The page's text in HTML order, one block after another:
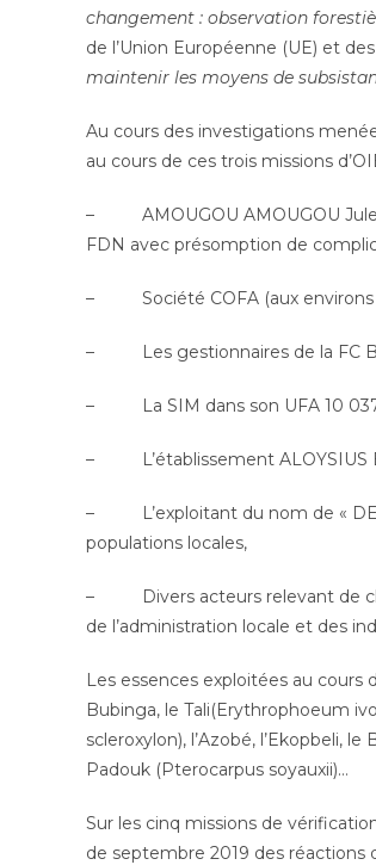
changement : observation
de l’Union Européenne (UE) et
maintenir les moyens de
Au cours des investigations
au cours de ces trois missions
– AMOUGOU AMOUGOU
FDN avec présomption de
– Société COFA (aux environs
– Les gestionnaires de la FC
– La SIM dans son UFA 10 037
– L’établissement ALOYSIUS
– L’exploitant du nom de «
populations locales,
– Divers acteurs relevant de
de l’administration locale et des
Les essences exploitées au
Bubinga, le Tali(Erythrophoeum
scleroxylon), l’Azobé, l’Ekopbeli,
Padouk (Pterocarpus soyauxii)…
Sur les cinq missions de
de septembre 2019 des réactions